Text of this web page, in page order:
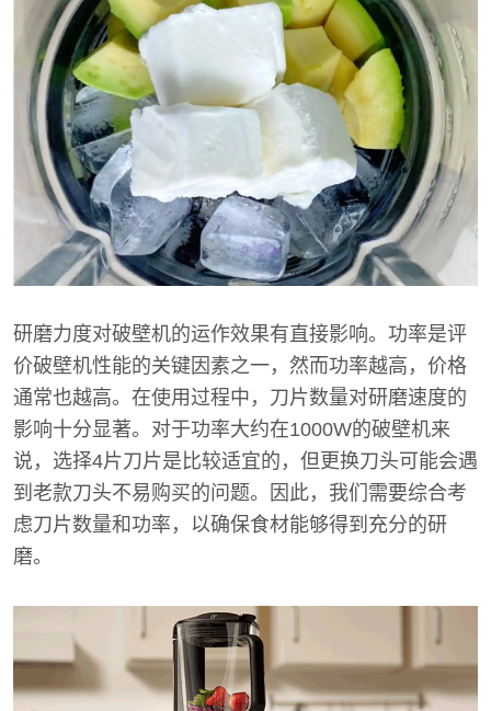
研磨力度对破壁机的运作效果有直接影响。功率是评
价破壁机性能的关键因素之一，然而功率越高，价格
通常也越高。在使用过程中，刀片数量对研磨速度的
影响十分显著。对于功率大约在1000W的破壁机来
说，选择4片刀片是比较适宜的，但更换刀头可能会遇
到老款刀头不易购买的问题。因此，我们需要综合考
虑刀片数量和功率，以确保食材能够得到充分的研
磨。